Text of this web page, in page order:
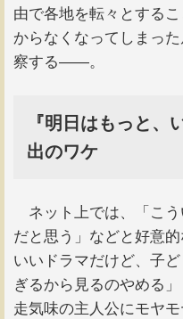
由で各地を転々とする
からなくなってしまっ
察する――。
『明日はもっと、
出のワケ
ネット上では、「こう
だと思う」などと好意
いいドラマだけど、子
ぎるから見るのやめる
走気味の主人公にモヤ